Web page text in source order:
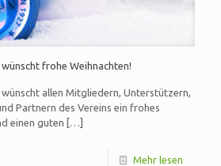
frohe Weihnachten!
wünscht allen Mitgliedern, Unterstützern,
Partnern des Vereins ein frohes
einen guten […]
Mehr lesen